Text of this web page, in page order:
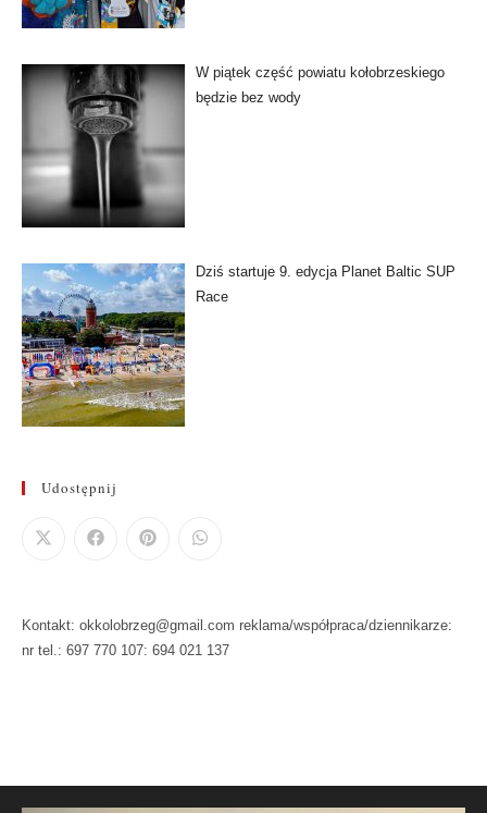
W piątek część powiatu kołobrzeskiego
będzie bez wody
Dziś startuje 9. edycja Planet Baltic SUP
Race
Udostępnij
Kontakt: okkolobrzeg@gmail.com reklama/współpraca/dziennikarze:
nr tel.: 697 770 107: 694 021 137